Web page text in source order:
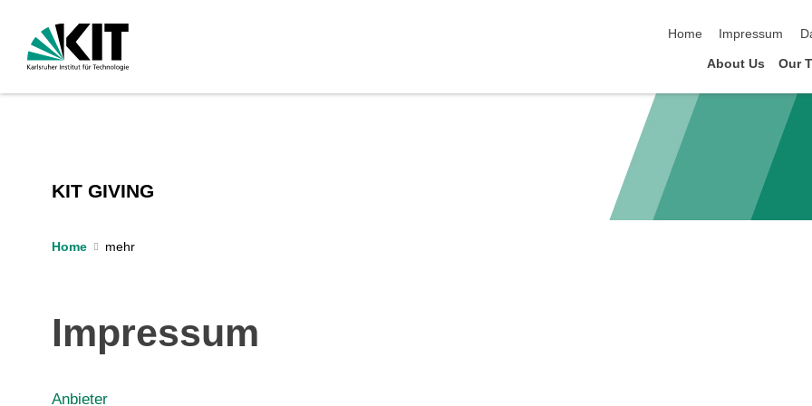
Home
Impressum
About Us Our
KIT GIVING
Home
Impressum
Anbieter